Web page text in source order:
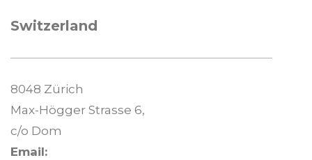
Switzerland
8048 Zürich
Max-Högger Strasse 6,
c/o Dom
Email: